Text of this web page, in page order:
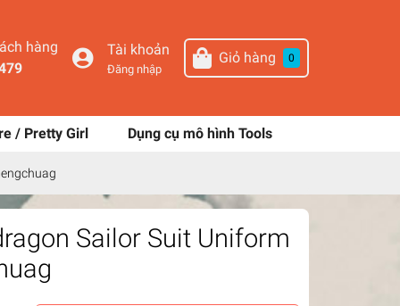
hàng
Tài khoản
Đăng nhập
Giỏ hàng 0
/ Pretty Girl Dụng cụ mô hình Tools
Sailor Suit Uniform